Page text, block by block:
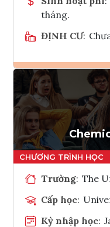
tháng.
ĐỊNH CƯ:
Trường: The
Cấp học:
Kỳ nhập học: